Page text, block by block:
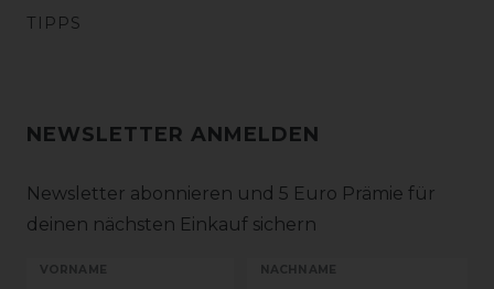
TIPPS
NEWSLETTER ANMELDEN
Newsletter abonnieren und 5 Euro Prämie für
deinen nächsten Einkauf sichern
VORNAME NACHNAME